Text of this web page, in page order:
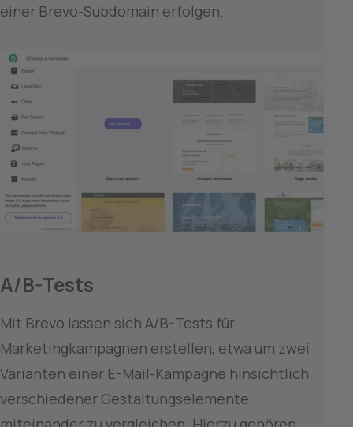
einer Brevo-Subdomain erfolgen.
A/B-Tests
Mit Brevo lassen sich A/B-Tests für
Marketingkampagnen erstellen, etwa um zwei
Varianten einer E-Mail-Kampagne hinsichtlich
verschiedener Gestaltungselemente